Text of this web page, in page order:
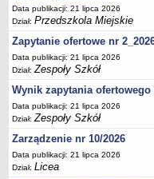
Data publikacji: 21 lipca 2026
Dział:Przedszkola Miejskie
Zapytanie ofertowe nr
Data publikacji: 21 lipca 2026
Dział:Zespoły Szkół
Wynik zapytania ofertowego
Data publikacji: 21 lipca 2026
Dział:Zespoły Szkół
Zarządzenie nr 10/2026
Data publikacji: 21 lipca 2026
Dział:Licea